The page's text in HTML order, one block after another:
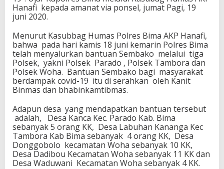
Hanafi kepada amanat via ponsel, jumat Pagi, 19
juni 2020.
Menurut Kasubbag Humas Polres Bima AKP Hanafi,
bahwa pada hari kamis 18 juni kemarin Polres Bima
telah menyalurkan bantuan Sembako melalui tiga
Polsek, yakni Polsek Parado , Polsek Tambora dan
Polsek Woha. Bantuan Sembako bagi masyarakat
berdampak covid-19 itu di serahkan oleh Kanit
Binmas dan bhabinkamtibmas.
Adapun desa yang mendapatkan bantuan tersebut
adalah, Desa Kanca Kec. Parado Kab. Bima
sebanyak 5 orang KK, Desa Labuhan Kananga Kec
Tambora Kab Bima sebanyak 4 orang KK, Desa
Donggobolo kecamatan Woha sebanyak 10 KK,
Desa Dadibou Kecamatan Woha sebanyak 11 KK dan
Desa Waduwani Kecamatan Woha sebanyak 4 KK.